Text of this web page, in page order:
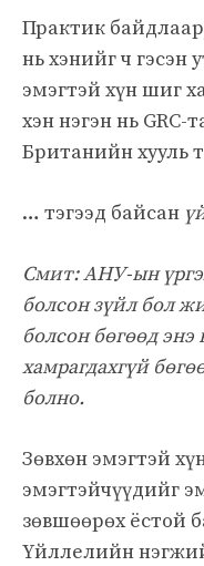
Практик
нь хэнийг ч гэсэн
эмэгтэй хүн шиг
хэн нэгэн нь GRC-
Британийн хууль
… тэгээд байсан
Смит: АНУ-ын
болсон зүйл бол
болсон бөгөөд
хамрагдахгүй
болно.
Зөвхөн эмэгтэй
эмэгтэйчүүдийг
зөвшөөрөх ёстой
Үйллелийн